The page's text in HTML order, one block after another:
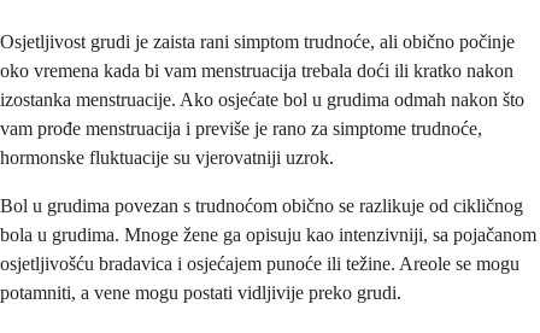
Osjetljivost grudi je zaista rani simptom trudnoće, ali obično počinje
oko vremena kada bi vam menstruacija trebala doći ili kratko nakon
izostanka menstruacije. Ako osjećate bol u grudima odmah nakon što
vam prođe menstruacija i previše je rano za simptome trudnoće,
hormonske fluktuacije su vjerovatniji uzrok.
Bol u grudima povezan s trudnoćom obično se razlikuje od cikličnog
bola u grudima. Mnoge žene ga opisuju kao intenzivniji, sa pojačanom
osjetljivošću bradavica i osjećajem punoće ili težine. Areole se mogu
potamniti, a vene mogu postati vidljivije preko grudi.